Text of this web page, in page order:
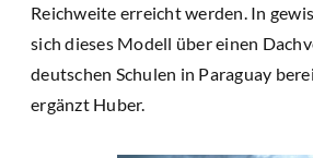
Reichweite erreicht werden. In
sich dieses Modell über einen
deutschen Schulen in Paraguay
ergänzt Huber.